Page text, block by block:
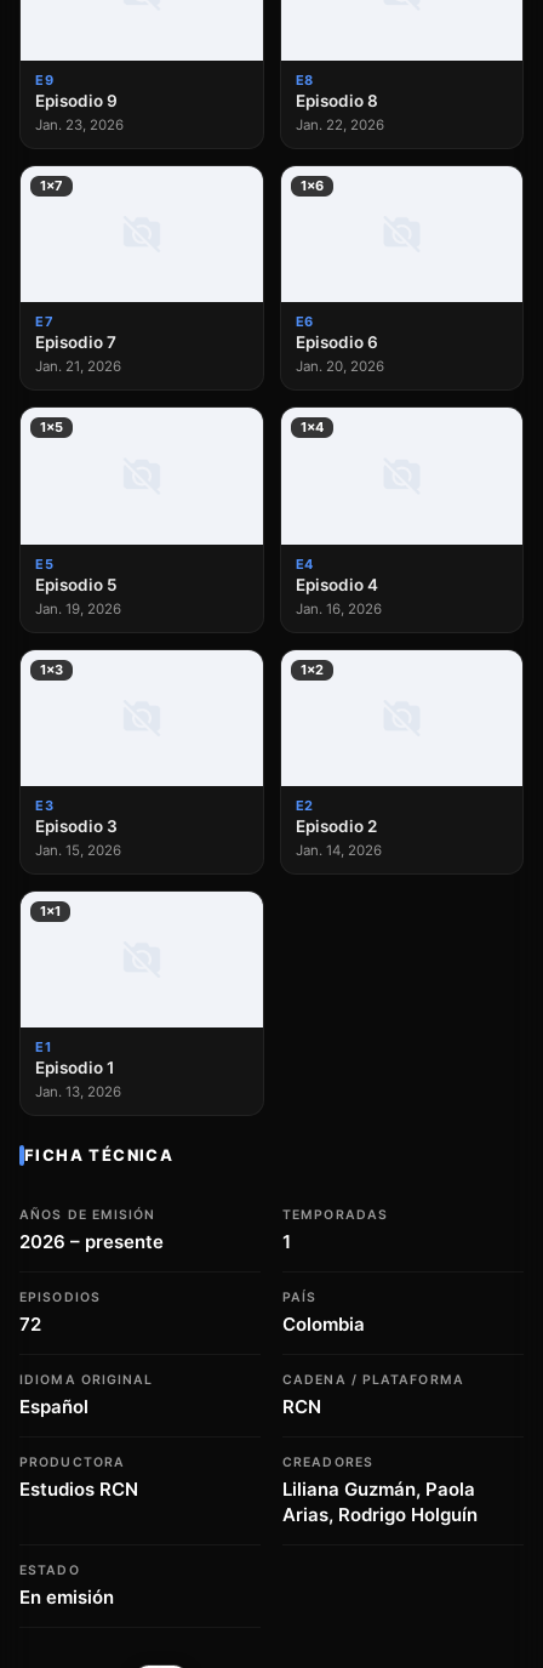
E9
Episodio 9
Jan. 23, 2026
E8
Episodio 8
Jan. 22, 2026
1×7
E7
Episodio 7
Jan. 21, 2026
1×6
E6
Episodio 6
Jan. 20, 2026
1×5
E5
Episodio 5
Jan. 19, 2026
1×4
E4
Episodio 4
Jan. 16, 2026
1×3
E3
Episodio 3
Jan. 15, 2026
1×2
E2
Episodio 2
Jan. 14, 2026
1×1
E1
Episodio 1
Jan. 13, 2026
FICHA TÉCNICA
AÑOS DE EMISIÓN
2026 – presente
TEMPORADAS
1
EPISODIOS
72
PAÍS
Colombia
IDIOMA ORIGINAL
Español
CADENA / PLATAFORMA
RCN
PRODUCTORA
Estudios RCN
CREADORES
Liliana Guzmán, Paola
Arias, Rodrigo Holguín
ESTADO
En emisión